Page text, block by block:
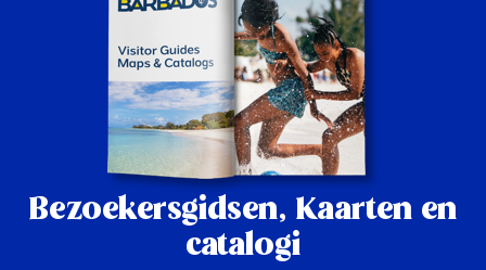
Bezoekersgidsen, Kaarten en
catalogi